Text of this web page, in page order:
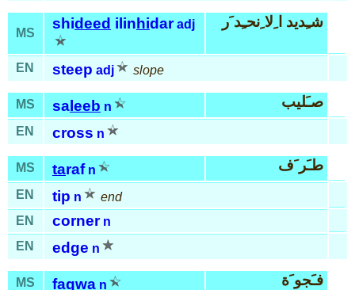
MS
shideed ilinhidar adj شـِديد ا ِلا ِنحـِد َر
EN steep adj slope
MS sa leeb n صـَليب
EN cross n
MS taraf n طـَر َف
EN tip n
end
EN
corner n
EN
edge n
MS fagwa n فـَجو َة